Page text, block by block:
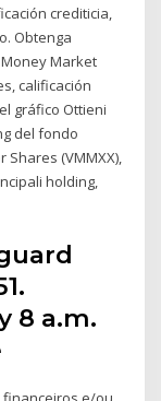
crediticia,
Obtenga
Market
calificación
gráfico Ottieni
del fondo
(VMMXX),
holding,
8 a.m.